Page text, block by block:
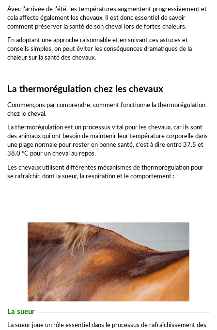
Avec l'arrivée de l'été, les températures augmentent progressivement et
cela affecte également les chevaux. Il est donc essentiel de savoir
comment préserver la santé de son cheval lors de fortes chaleurs.
En adoptant une approche raisonnable et en suivant ces astuces et
conseils simples, on peut éviter les conséquences dramatiques de la
chaleur sur la santé des chevaux.
La thermorégulation chez les chevaux
Commençons par comprendre, comment fonctionne la thermorégulation
chez le cheval.
La thermorégulation est un processus vital pour les chevaux, car ils sont
des animaux qui ont besoin de maintenir leur température corporelle dans
une plage normale pour rester en bonne santé, c’est à dire entre 37.5 et
38.0 °C pour un cheval au repos.
Les chevaux utilisent différentes mécanismes de thermorégulation pour
se rafraîchir, dont la sueur, la respiration et le comportement :
La sueur
La sueur joue un rôle essentiel dans le processus de rafraîchissement des